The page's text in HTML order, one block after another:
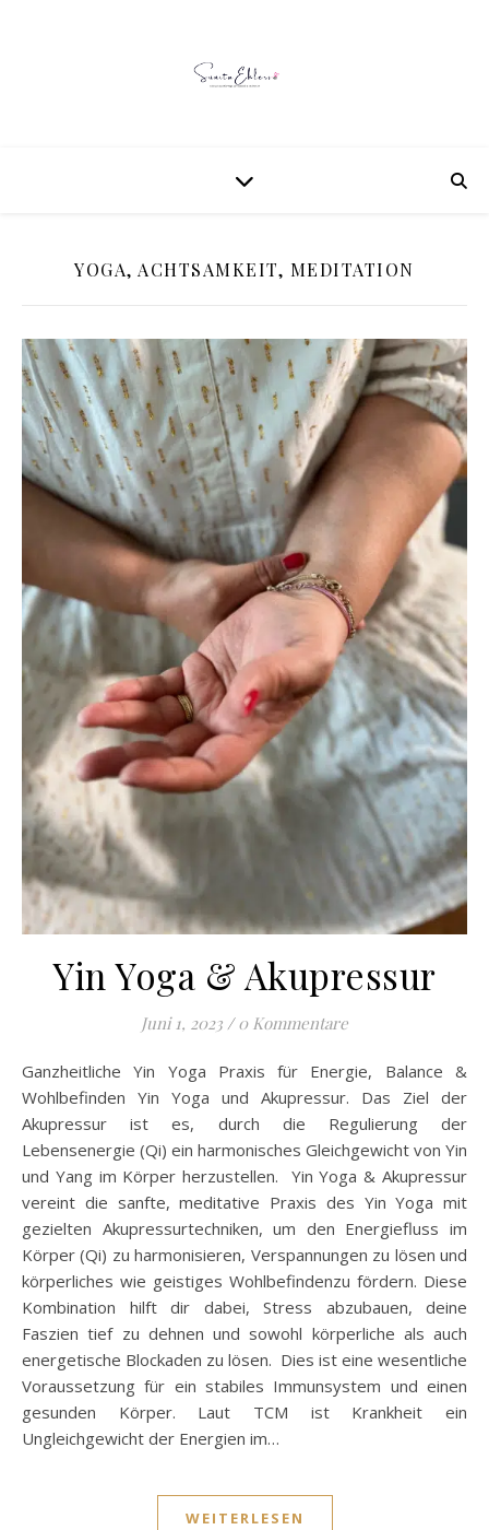
YOGA, ACHTSAMKEIT, MEDITATION
Yin Yoga & Akupressur
Juni 1, 2023 / 0 Kommentare
Ganzheitliche Yin Yoga Praxis für Energie, Balance &
Wohlbefinden Yin Yoga und Akupressur. Das Ziel der
Akupressur ist es, durch die Regulierung der
Lebensenergie (Qi) ein harmonisches Gleichgewicht von Yin
und Yang im Körper herzustellen. Yin Yoga & Akupressur
vereint die sanfte, meditative Praxis des Yin Yoga mit
gezielten Akupressurtechniken, um den Energiefluss im
Körper (Qi) zu harmonisieren, Verspannungen zu lösen und
körperliches wie geistiges Wohlbefindenzu fördern. Diese
Kombination hilft dir dabei, Stress abzubauen, deine
Faszien tief zu dehnen und sowohl körperliche als auch
energetische Blockaden zu lösen. Dies ist eine wesentliche
Voraussetzung für ein stabiles Immunsystem und einen
gesunden Körper. Laut TCM ist Krankheit ein
Ungleichgewicht der Energien im…
WEITERLESEN